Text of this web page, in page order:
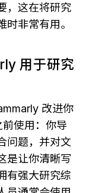
，这在将研究
非常有用。
用于研究
改进你
使用：你导
问题，并对文
是让你清晰写
有强大研究综